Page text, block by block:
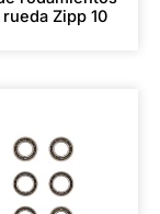
Zipp 10